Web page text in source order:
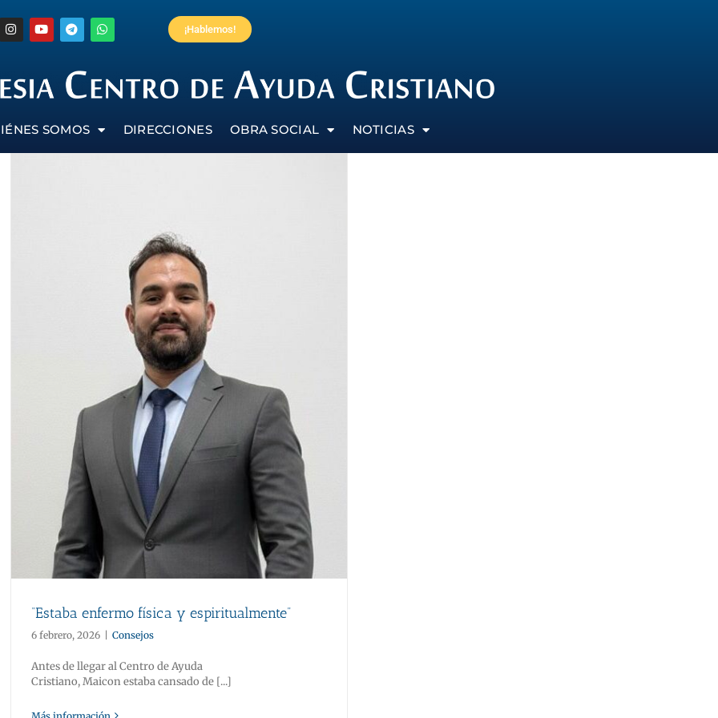
¡Hablemos!
SOMOS DIRECCIONES OBRA SOCIAL NOTICIAS
“Estaba enfermo física y espiritualmente”
6 febrero, 2026 Consejos
Antes de llegar al Centro de Ayuda
Cristiano, Maicon estaba cansado de [...]